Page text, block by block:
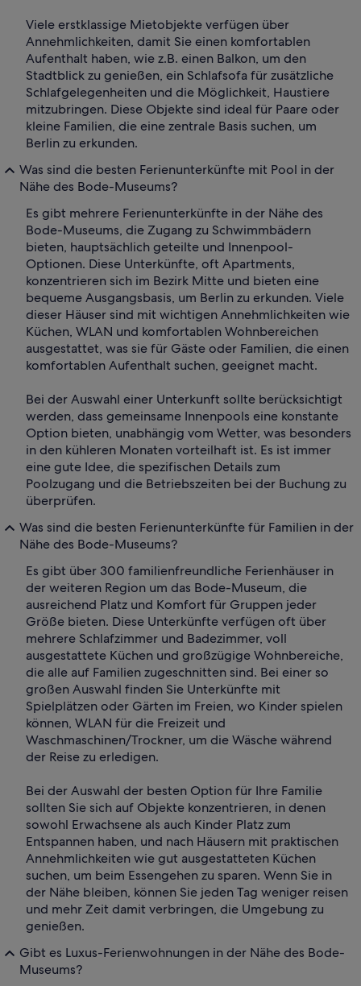
Viele erstklassige Mietobjekte verfügen über
Annehmlichkeiten, damit Sie einen komfortablen
Aufenthalt haben, wie z.B. einen Balkon, um den
Stadtblick zu genießen, ein Schlafsofa für zusätzliche
Schlafgelegenheiten und die Möglichkeit, Haustiere
mitzubringen. Diese Objekte sind ideal für Paare oder
kleine Familien, die eine zentrale Basis suchen, um
Berlin zu erkunden.
Was sind die besten Ferienunterkünfte mit Pool in der
Nähe des Bode-Museums?
Es gibt mehrere Ferienunterkünfte in der Nähe des
Bode-Museums, die Zugang zu Schwimmbädern
bieten, hauptsächlich geteilte und Innenpool-
Optionen. Diese Unterkünfte, oft Apartments,
konzentrieren sich im Bezirk Mitte und bieten eine
bequeme Ausgangsbasis, um Berlin zu erkunden. Viele
dieser Häuser sind mit wichtigen Annehmlichkeiten wie
Küchen, WLAN und komfortablen Wohnbereichen
ausgestattet, was sie für Gäste oder Familien, die einen
komfortablen Aufenthalt suchen, geeignet macht.
Bei der Auswahl einer Unterkunft sollte berücksichtigt
werden, dass gemeinsame Innenpools eine konstante
Option bieten, unabhängig vom Wetter, was besonders
in den kühleren Monaten vorteilhaft ist. Es ist immer
eine gute Idee, die spezifischen Details zum
Poolzugang und die Betriebszeiten bei der Buchung zu
überprüfen.
Was sind die besten Ferienunterkünfte für Familien in der
Nähe des Bode-Museums?
Es gibt über 300 familienfreundliche Ferienhäuser in
der weiteren Region um das Bode-Museum, die
ausreichend Platz und Komfort für Gruppen jeder
Größe bieten. Diese Unterkünfte verfügen oft über
mehrere Schlafzimmer und Badezimmer, voll
ausgestattete Küchen und großzügige Wohnbereiche,
die alle auf Familien zugeschnitten sind. Bei einer so
großen Auswahl finden Sie Unterkünfte mit
Spielplätzen oder Gärten im Freien, wo Kinder spielen
können, WLAN für die Freizeit und
Waschmaschinen/Trockner, um die Wäsche während
der Reise zu erledigen.
Bei der Auswahl der besten Option für Ihre Familie
sollten Sie sich auf Objekte konzentrieren, in denen
sowohl Erwachsene als auch Kinder Platz zum
Entspannen haben, und nach Häusern mit praktischen
Annehmlichkeiten wie gut ausgestatteten Küchen
suchen, um beim Essengehen zu sparen. Wenn Sie in
der Nähe bleiben, können Sie jeden Tag weniger reisen
und mehr Zeit damit verbringen, die Umgebung zu
genießen.
Gibt es Luxus-Ferienwohnungen in der Nähe des Bode-
Museums?